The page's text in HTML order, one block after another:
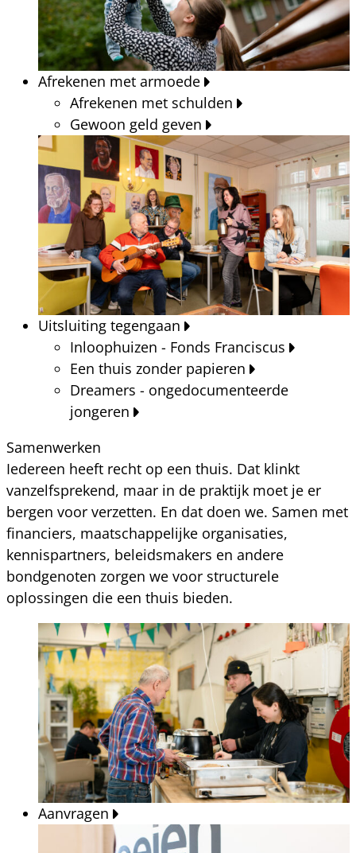
Afrekenen met armoede
Afrekenen met schulden
Gewoon geld geven
Uitsluiting tegengaan
Inloophuizen - Fonds Franciscus
Een thuis zonder papieren
Dreamers - ongedocumenteerde
jongeren
Samenwerken
Iedereen heeft recht op een thuis. Dat klinkt
vanzelfsprekend, maar in de praktijk moet je er
bergen voor verzetten. En dat doen we. Samen met
financiers, maatschappelijke organisaties,
kennispartners, beleidsmakers en andere
bondgenoten zorgen we voor structurele
oplossingen die een thuis bieden.
Aanvragen